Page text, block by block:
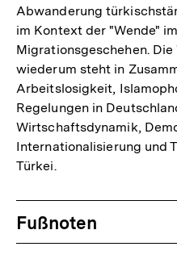
Abwanderung
im Kontext der "Wende"
Migrationsgeschehen.
wiederum steht in
Arbeitslosigkeit,
Regelungen in
Wirtschaftsdynamik,
Internationalisierung und
Türkei.
Fussnoten
Fußnoten